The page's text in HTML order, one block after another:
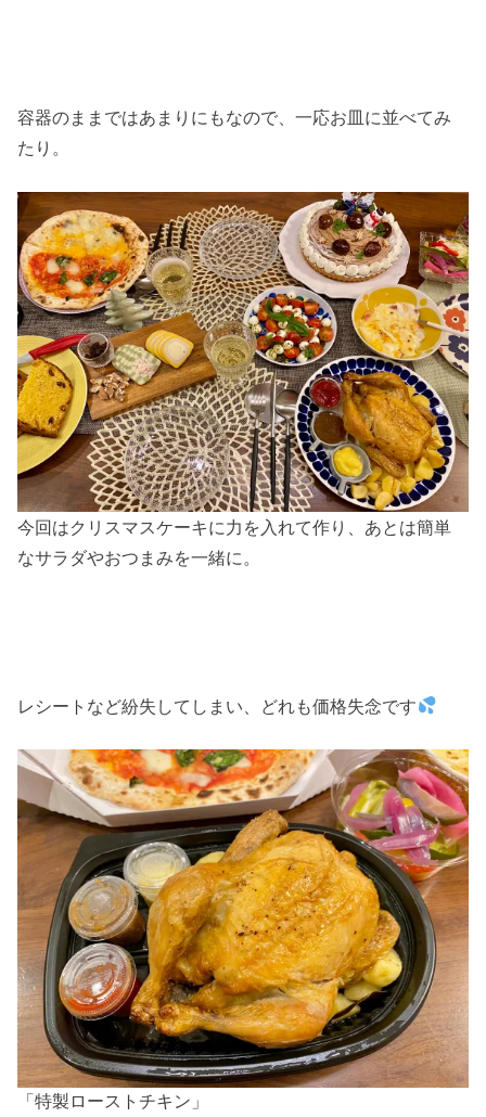
容器のままではあまりにもなので、一応お皿に並べてみ
たり。
今回はクリスマスケーキに力を入れて作り、あとは簡単
なサラダやおつまみを一緒に。
レシートなど紛失してしまい、どれも価格失念です
「特製ローストチキン」